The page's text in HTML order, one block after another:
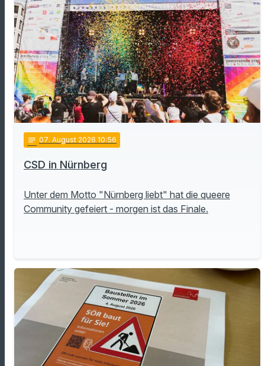
notes 07. August 2026 10:56
CSD in Nürnberg
Unter dem Motto "Nürnberg liebt" hat die queere
Community gefeiert - morgen ist das Finale.